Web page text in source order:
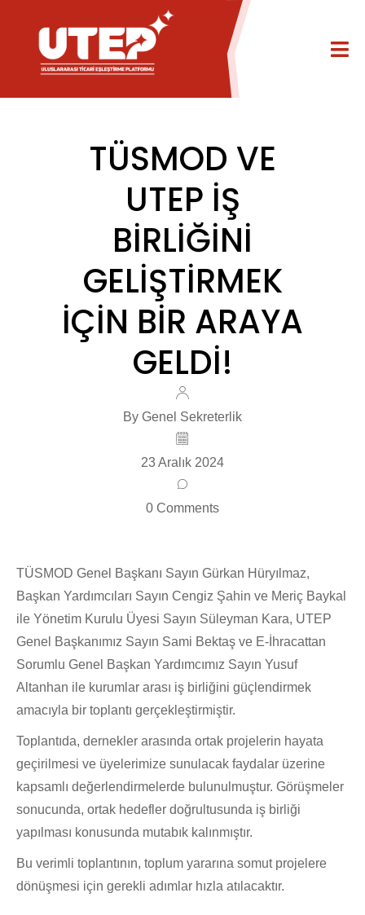
TÜSMOD VE
UTEP İŞ
BİRLİĞİNİ
GELİŞTİRMEK
İÇİN BİR ARAYA
GELDİ!
By Genel Sekreterlik
23 Aralık 2024
0 Comments
TÜSMOD Genel Başkanı Sayın Gürkan Hüryılmaz,
Başkan Yardımcıları Sayın Cengiz Şahin ve Meriç Baykal
ile Yönetim Kurulu Üyesi Sayın Süleyman Kara, UTEP
Genel Başkanımız Sayın Sami Bektaş ve E-İhracattan
Sorumlu Genel Başkan Yardımcımız Sayın Yusuf
Altanhan ile kurumlar arası iş birliğini güçlendirmek
amacıyla bir toplantı gerçekleştirmiştir.
Toplantıda, dernekler arasında ortak projelerin hayata
geçirilmesi ve üyelerimize sunulacak faydalar üzerine
kapsamlı değerlendirmelerde bulunulmuştur. Görüşmeler
sonucunda, ortak hedefler doğrultusunda iş birliği
yapılması konusunda mutabık kalınmıştır.
Bu verimli toplantının, toplum yararına somut projelere
dönüşmesi için gerekli adımlar hızla atılacaktır.